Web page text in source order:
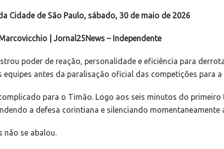
Cidade de São Paulo, sábado, 30 de maio de 2026
| Jornal25News – Independente
poder de reação, personalidade e eficiência para
equipes antes da paralisação oficial das competições para
para o Timão. Logo aos seis minutos do
a defesa corintiana e silenciando momentaneamente
não se abalou.